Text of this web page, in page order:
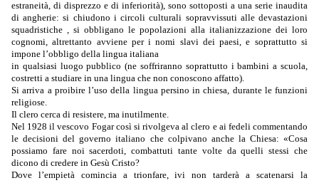
estraneità, di disprezzo e di inferiorità), sono sottoposti a una serie inaudita
di angherie: si chiudono i circoli culturali sopravvissuti alle devastazioni
squadristiche , si obbligano le popolazioni alla italianizzazione dei loro
cognomi, altrettanto avviene per i nomi slavi dei paesi, e soprattutto si
impone l’obbligo della lingua italiana
in qualsiasi luogo pubblico (ne soffriranno soprattutto i bambini a scuola,
costretti a studiare in una lingua che non conoscono affatto).
Si arriva a proibire l’uso della lingua persino in chiesa, durante le funzioni
religiose.
Il clero cerca di resistere, ma inutilmente.
Nel 1928 il vescovo Fogar così si rivolgeva al clero e ai fedeli commentando
le decisioni del governo italiano che colpivano anche la Chiesa: «Cosa
possiamo fare noi sacerdoti, combattuti tante volte da quelli stessi che
dicono di credere in Gesù Cristo?
Dove l’empietà comincia a trionfare, ivi non tarderà a scatenarsi la